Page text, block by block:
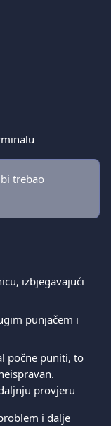
trebao
izbjegavajući
punjačem i
počne puniti, to
provjeru
i dalje